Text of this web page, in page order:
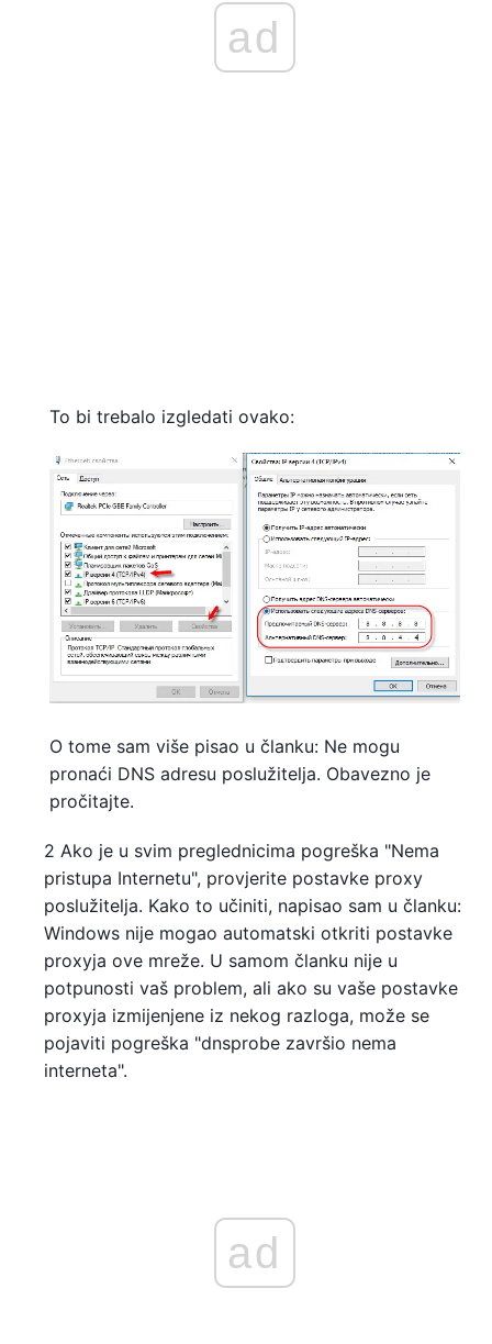
ad
To bi trebalo izgledati ovako:
O tome sam više pisao u članku: Ne mogu
pronaći DNS adresu poslužitelja. Obavezno je
pročitajte.
2 Ako je u svim preglednicima pogreška "Nema
pristupa Internetu", provjerite postavke proxy
poslužitelja. Kako to učiniti, napisao sam u članku:
Windows nije mogao automatski otkriti postavke
proxyja ove mreže. U samom članku nije u
potpunosti vaš problem, ali ako su vaše postavke
proxyja izmijenjene iz nekog razloga, može se
pojaviti pogreška "dnsprobe završio nema
interneta".
ad